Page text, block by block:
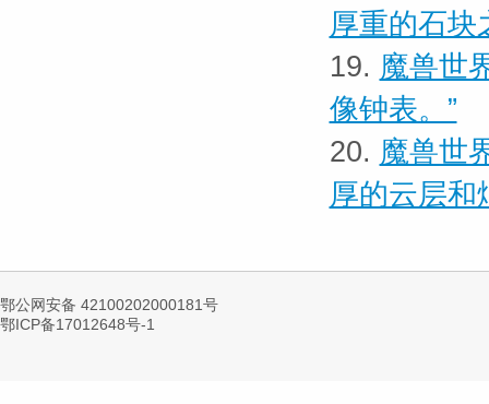
厚重的石块
19. 魔兽世
像钟表。”
20. 魔兽世
厚的云层和
鄂公网安备 42100202000181号
鄂ICP备17012648号-1